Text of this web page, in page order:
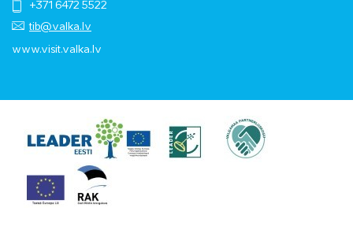
+371 6472 5522
tib@valka.lv
www.visit.valka.lv